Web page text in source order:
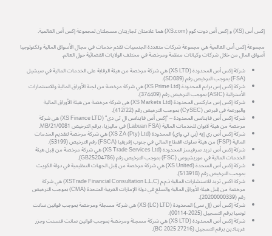
إكس أس (XS) و إكس أس دوت كوم (XS.com) هما علامتان تجاريتان مسجلتان لمجموعة إكس أس العالمية.
مجموعة إكس أس العالمية هي مجموعة شركات متعددة الجنسيات تقدم خدمات في مجال الأسواق المالية وتكنولوجيا
أسواق المال من خلال شركات وكيانات منظمة ومرخصة في مختلف الولايات القضائية حول العالم.
شركة إكس أس المحدودة (XS LTD) هي شركة مرخصة من هيئة الرقابة على الخدمات المالية في سيشيل
(FSA) بموجب الترخيص رقم (SD089).
شركة إكس إس برايم المحدودة (XS Prime Ltd) هي شركة مرخصة من لجنة الأوراق المالية والاستثمارات
الأسترالية (ASIC) بموجب الترخيص رقم (374409).
شركة إكس إس ماركتس المحدودة (XS Markets Ltd) هي شركة مرخصة من هيئة الأوراق المالية
والبورصة في قبرص (CySEC) بموجب الترخيص رقم (412/22).
شركة إكس أس فاينانس المحدودة – "إكس أس فاينانس ال تي دي" (XS Finance LTD) هي شركة
مرخصة من هيئة لابوان للخدمات المالية (Labuan FSA) في ماليزيا، برقم الترخيص MB/21/0081.
شركة إكس أس زي إيه (بي تي واي) المحدودة (XS ZA (Pty) Ltd) هي شركة مرخصة لتقديم الخدمات
المالية (FSP) من هيئة سلوك القطاع المالي في جنوب إفريقيا (FSCA) رقم الترخيص (53199).
شركة إكس أس تريد سرفيسز المحدودة (XS Trade Services Ltd) هي شركة مرخصة من قِبل هيئة
الخدمات المالية في موريشيوس (FSC) بموجب الترخيص رقم (GB25204786).
شركة إكس أس المتحدة (XS United) هي شركة مرخصة من قِبل الجهات التنظيمية في دولة الكويت
بموجب الترخيص رقم (513918).
شركة اكس تريد للاستشارات المالية ذ.م.م (XSTrade Financial Consultation L.L.C) هي شركة
مرخصة من قِبل هيئة الأوراق المالية والسلع في دولة الإمارات العربية المتحدة (CMA) بموجب الترخيص
رقم (20200000339).
شركة إكس أس (إل سي) المحدودة (XS (LC) LTD) هي شركة مسجلة ومرخصة بموجب قوانين سانت
لوسيا برقم التسجيل (2025-00114).
شركة إكس أس المحدودة (XS LTD) هي شركة مسجلة ومرخصة بموجب قوانين سانت فنسنت وجزر
غرينادين برقم التسجيل (27216 BC 2025).